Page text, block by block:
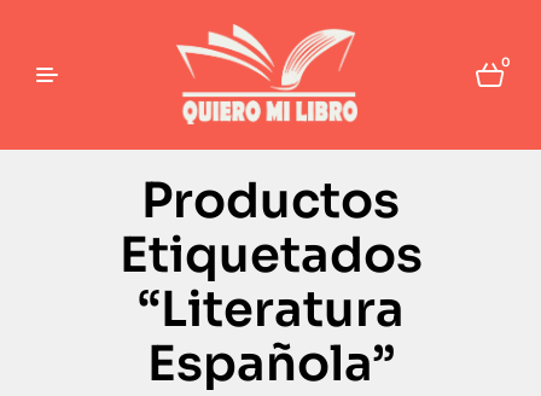
0
Productos
Etiquetados
“Literatura
Española”